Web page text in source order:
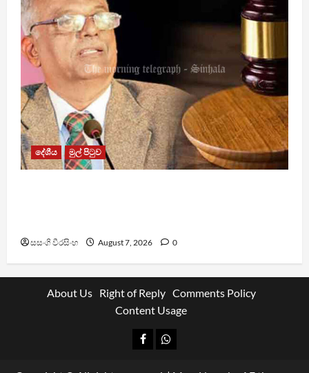
දේශීය මුල් පිටුව
සසංගි වීරසිංහ August 7, 2026 0
About Us Right of Reply Comments Policy
Content Usage
FacebookWhatsapp